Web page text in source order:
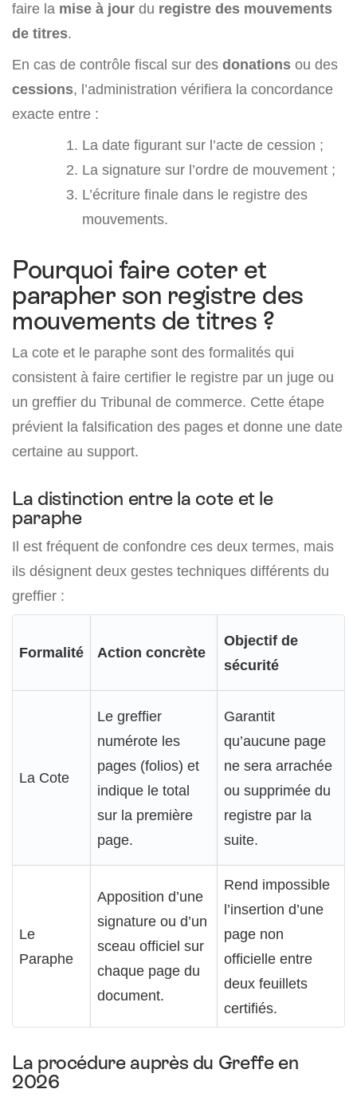
faire la mise à jour du registre des mouvements
de titres.
En cas de contrôle fiscal sur des donations ou des
cessions, l’administration vérifiera la concordance
exacte entre :
La date figurant sur l’acte de cession ;
La signature sur l’ordre de mouvement ;
L’écriture finale dans le registre des
mouvements.
Pourquoi faire coter et
parapher son registre des
mouvements de titres ?
La cote et le paraphe sont des formalités qui
consistent à faire certifier le registre par un juge ou
un greffier du Tribunal de commerce. Cette étape
prévient la falsification des pages et donne une date
certaine au support.
La distinction entre la cote et le
paraphe
Il est fréquent de confondre ces deux termes, mais
ils désignent deux gestes techniques différents du
greffier :
Formalité Action concrète
Objectif de
sécurité
La Cote
Le greffier
numérote les
pages (folios) et
indique le total
sur la première
page.
Garantit
qu’aucune page
ne sera arrachée
ou supprimée du
registre par la
suite.
Le
Paraphe
Apposition d’une
signature ou d’un
sceau officiel sur
chaque page du
document.
Rend impossible
l’insertion d’une
page non
officielle entre
deux feuillets
certifiés.
La procédure auprès du Greffe en
2026